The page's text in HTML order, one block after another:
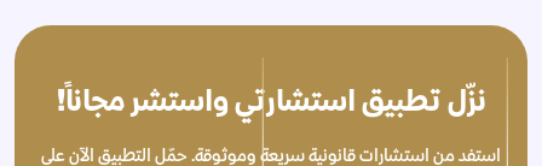
نزّل تطبيق استشارتي واستشر مجاناً!
استفد من استشارات قانونية سريعة وموثوقة. حمّل التطبيق الآن على